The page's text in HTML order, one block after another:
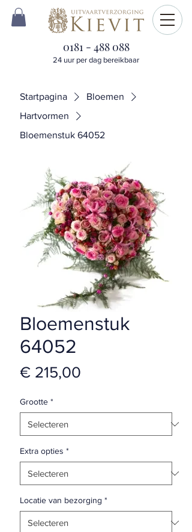
0181 - 488 088
24 uur per dag bereikbaar
Startpagina
Bloemen
Hartvormen
Bloemenstuk 64052
Bloemenstuk
64052
€ 215,00
Grootte *
Extra opties *
Locatie van bezorging *